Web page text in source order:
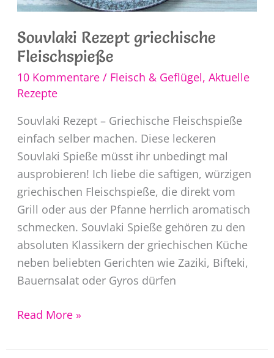
Souvlaki Rezept griechische
Fleischspieße
10 Kommentare / Fleisch & Geflügel, Aktuelle
Rezepte
Souvlaki Rezept – Griechische Fleischspieße
einfach selber machen. Diese leckeren
Souvlaki Spieße müsst ihr unbedingt mal
ausprobieren! Ich liebe die saftigen, würzigen
griechischen Fleischspieße, die direkt vom
Grill oder aus der Pfanne herrlich aromatisch
schmecken. Souvlaki Spieße gehören zu den
absoluten Klassikern der griechischen Küche
neben beliebten Gerichten wie Zaziki, Bifteki,
Bauernsalat oder Gyros dürfen
Souvlaki
griechische
Read More »